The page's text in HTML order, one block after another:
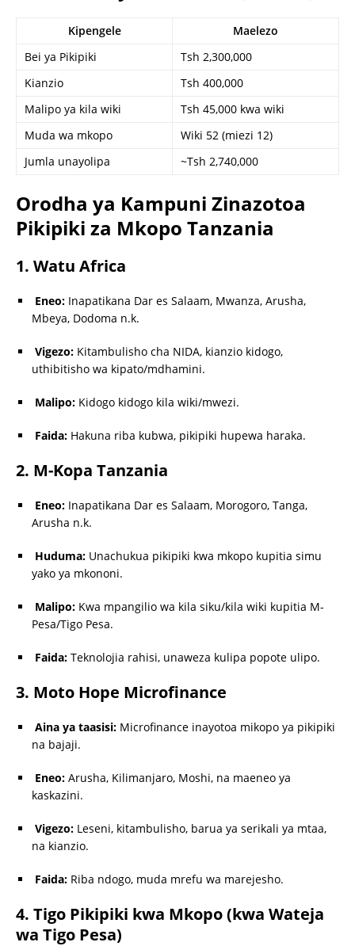
Kipengele
Maelezo
Bei ya Pikipiki
Tsh 2,300,000
Kianzio
Tsh 400,000
Malipo ya kila wiki
Tsh 45,000 kwa wiki
Muda wa mkopo
Wiki 52 (miezi 12)
Jumla unayolipa
~Tsh 2,740,000
Orodha ya Kampuni Zinazotoa
Pikipiki za Mkopo Tanzania
1. Watu Africa
Eneo: Inapatikana Dar es Salaam, Mwanza, Arusha,
Mbeya, Dodoma n.k.
Vigezo: Kitambulisho cha NIDA, kianzio kidogo,
uthibitisho wa kipato/mdhamini.
Malipo: Kidogo kidogo kila wiki/mwezi.
Faida: Hakuna riba kubwa, pikipiki hupewa haraka.
2. M-Kopa Tanzania
Eneo: Inapatikana Dar es Salaam, Morogoro, Tanga,
Arusha n.k.
Huduma: Unachukua pikipiki kwa mkopo kupitia simu
yako ya mkononi.
Malipo: Kwa mpangilio wa kila siku/kila wiki kupitia M-
Pesa/Tigo Pesa.
Faida: Teknolojia rahisi, unaweza kulipa popote ulipo.
3. Moto Hope Microfinance
Aina ya taasisi: Microfinance inayotoa mikopo ya pikipiki
na bajaji.
Eneo: Arusha, Kilimanjaro, Moshi, na maeneo ya
kaskazini.
Vigezo: Leseni, kitambulisho, barua ya serikali ya mtaa,
na kianzio.
Faida: Riba ndogo, muda mrefu wa marejesho.
4. Tigo Pikipiki kwa Mkopo (kwa Wateja
wa Tigo Pesa)